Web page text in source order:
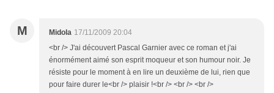
M Midola 17/11/2009 20:04
<br /> J'ai découvert Pascal Garnier avec ce roman et j'ai
énormément aimé son esprit moqueur et son humour noir. Je
résiste pour le moment à en lire un deuxième de lui, rien que
pour faire durer le<br /> plaisir !<br /> <br /> <br />